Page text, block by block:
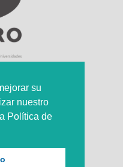
su
nuestro
Política de